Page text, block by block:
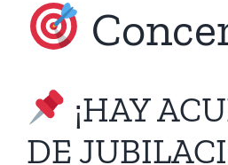
¡HAY
DE